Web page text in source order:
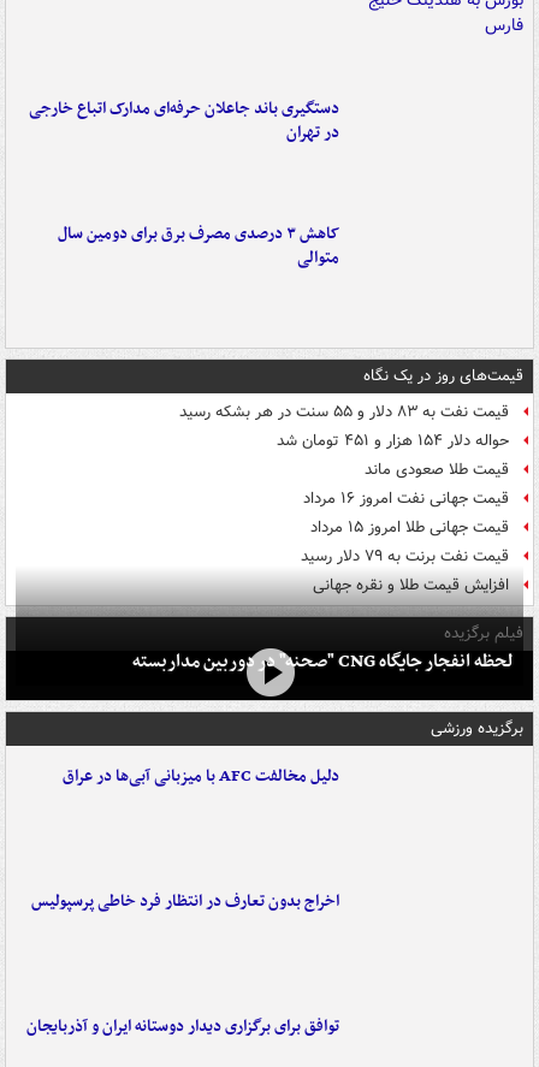
دستگیری باند جاعلان حرفه‌ای مدارک اتباع خارجی
در تهران
کاهش ۳ درصدی مصرف برق برای دومین سال
متوالی
قیمت‌های روز در یک نگاه
قیمت نفت به ۸۳ دلار و ۵۵ سنت در هر بشکه رسید
حواله دلار ۱۵۴ هزار و ۴۵۱ تومان شد
قیمت طلا صعودی ماند
قیمت جهانی نفت امروز ۱۶ مرداد
قیمت جهانی طلا امروز ۱۵ مرداد
قیمت نفت برنت به ۷۹ دلار رسید
افزایش قیمت طلا و نقره جهانی
فیلم برگزیده
لحظه انفجار جایگاه CNG "صحنه" در دوربین مداربسته
برگزیده ورزشی
دلیل مخالفت AFC با میزبانی آبی‌ها در عراق
اخراج بدون تعارف در انتظار فرد خاطی پرسپولیس
توافق برای برگزاری دیدار دوستانه ایران و آذربایجان